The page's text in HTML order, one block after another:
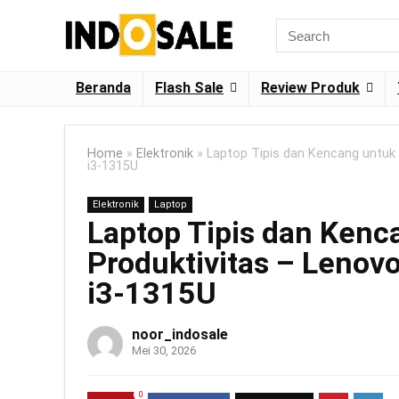
Beranda Flash Sale Review Produk
Home » Elektronik » Laptop Tipis dan Kencang
i3-1315U
Elektronik Laptop
Laptop Tipis dan
Produktivitas –
i3-1315U
noor_indosale
Mei 30, 2026
0